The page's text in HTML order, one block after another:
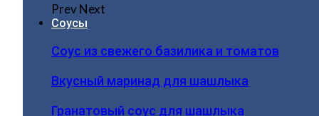
PrevNext
Соусы
Соус из свежего базилика и томатов
Вкусный маринад для шашлыка
Гранатовый соус для шашлыка